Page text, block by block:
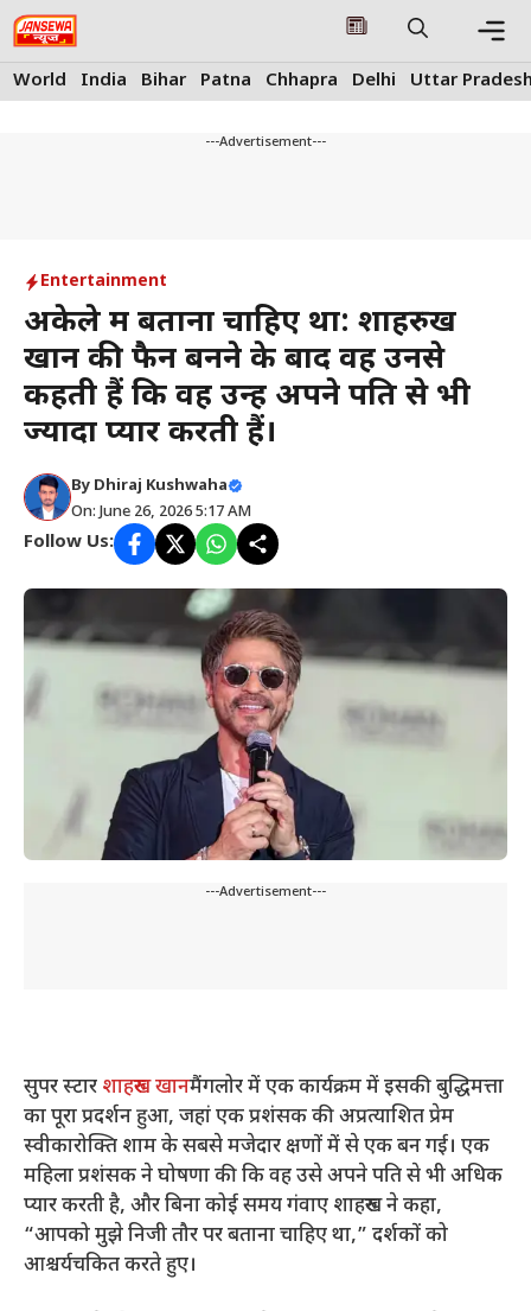
Skip
to
content
World India Bihar Patna Chhapra Delhi Uttar
---Advertisement---
Entertainment
अकेले में बताना चाहिए था: शाहरुख
खान की फैन बनने के बाद वह उनसे
कहती हैं कि वह उन्हें अपने पति से भी
ज्यादा प्यार करती हैं।
By Dhiraj Kushwaha
On: June 26, 2026 5:17 AM
Follow Us:
---Advertisement---
सुपर स्टार शाहरुख खानमैंगलोर में एक कार्यक्रम में इसकी बुद्धिमत्ता
का पूरा प्रदर्शन हुआ, जहां एक प्रशंसक की अप्रत्याशित प्रेम
स्वीकारोक्ति शाम के सबसे मजेदार क्षणों में से एक बन गई। एक
महिला प्रशंसक ने घोषणा की कि वह उसे अपने पति से भी अधिक
प्यार करती है, और बिना कोई समय गंवाए शाहरुख ने कहा,
“आपको मुझे निजी तौर पर बताना चाहिए था,” दर्शकों को
आश्चर्यचकित करते हुए।